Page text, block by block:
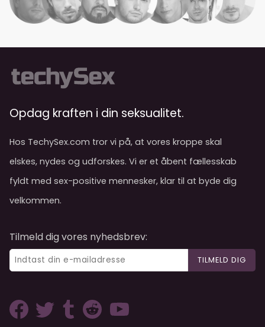
Opdag kraften i din seksualitet.
Hos TechySex.com tror vi på, at vores kroppe skal
elskes, nydes og udforskes. Vi er et åbent fællesskab
fyldt med sex-positive mennesker, klar til at byde dig
velkommen.
Tilmeld dig vores nyhedsbrev:
TILMELD DIG